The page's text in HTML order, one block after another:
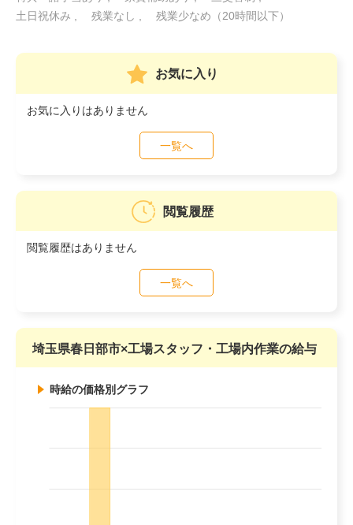
土日祝休み
残業なし 残業少なめ（20時間以下）
お気に入り
お気に入りはありません
一覧へ
閲覧履歴
閲覧履歴はありません
一覧へ
埼玉県春日部市×工場スタッフ・工場内作業の給与
時給の価格別グラフ